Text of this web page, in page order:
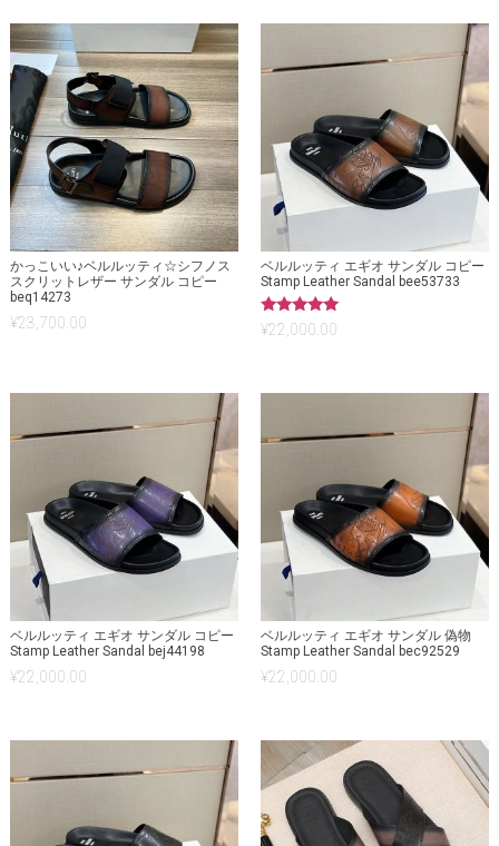
かっこいい♪ベルルッティ☆シフノス
スクリットレザー サンダル コピー
beq14273
¥23,700.00
ベルルッティ エギオ サンダル コピー
Stamp Leather Sandal bee53733
5段階中
5.00
¥22,000.00
ベルルッティ エギオ サンダル コピー
Stamp Leather Sandal bej44198
¥22,000.00
ベルルッティ エギオ サンダル 偽物
Stamp Leather Sandal bec92529
¥22,000.00